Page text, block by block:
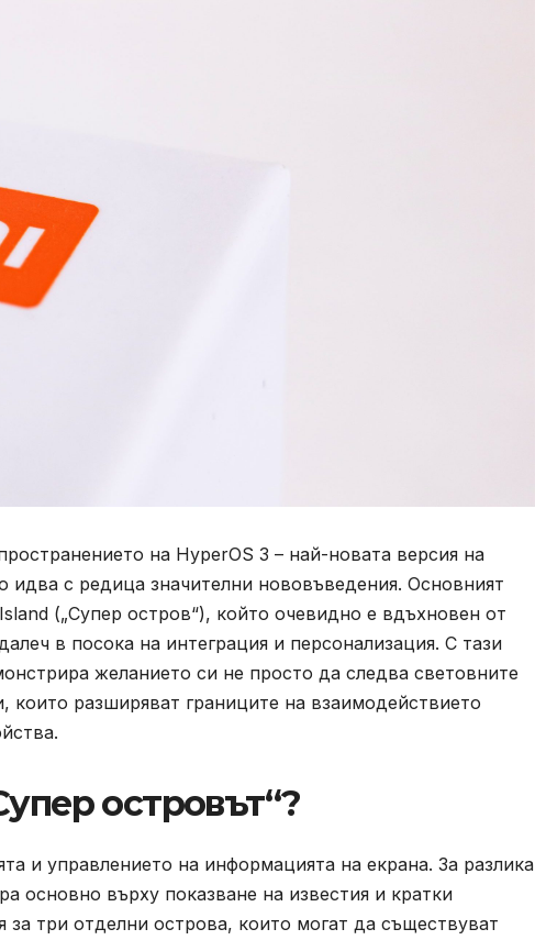
на HyperOS 3 – най-новата версия на
идва с редица значителни нововъведения. Основният
(„Супер остров“), който очевидно е вдъхновен от
в посока на интеграция и персонализация. С тази
желанието си не просто да следва световните
които разширяват границите на взаимодействието
островът“?
и управлението на информацията на екрана. За разлика
основно върху показване на известия и кратки
три отделни острова, които могат да съществуват